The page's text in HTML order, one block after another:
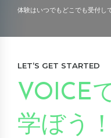
体験はいつでもどこでも受付し
LET’S GET STARTED
VOICE
学ぼう！